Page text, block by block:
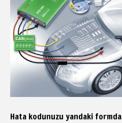
Hata kodunuzu yandaki formda